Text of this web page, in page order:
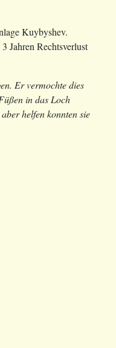
Kuybyshev.
Jahren Rechtsverlust
Er vermochte dies
in das Loch
helfen konnten sie